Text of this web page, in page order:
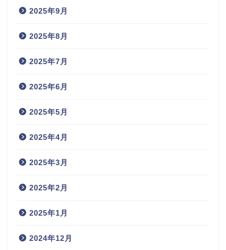
2025年9月
2025年8月
2025年7月
2025年6月
2025年5月
2025年4月
2025年3月
2025年2月
2025年1月
2024年12月